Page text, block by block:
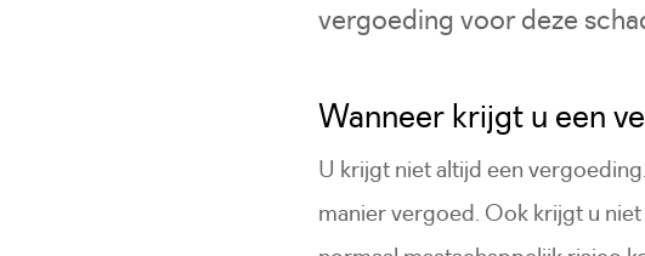
vergoeding voor deze
Wanneer krijgt u een
U krijgt niet altijd een
manier vergoed. Ook krijgt u